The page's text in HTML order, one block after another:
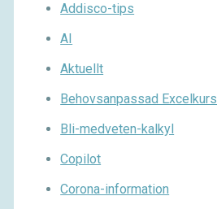
Addisco-tips
AI
Aktuellt
Behovsanpassad Excelkurs
Bli-medveten-kalkyl
Copilot
Corona-information